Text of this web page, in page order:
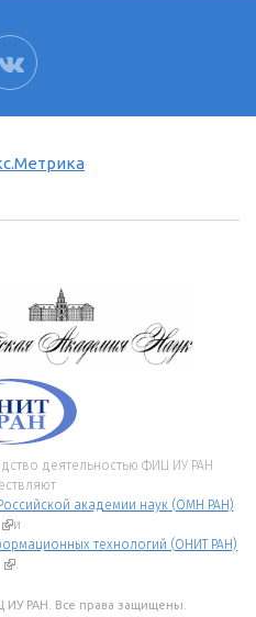
ВК
деятельностью ФИЦ ИУ РАН
академии наук (ОМН РАН)
(внешняя ссылка)
и
технологий (ОНИТ РАН)
(внешняя ссылка)
.
ИУ РАН. Все права защищены.